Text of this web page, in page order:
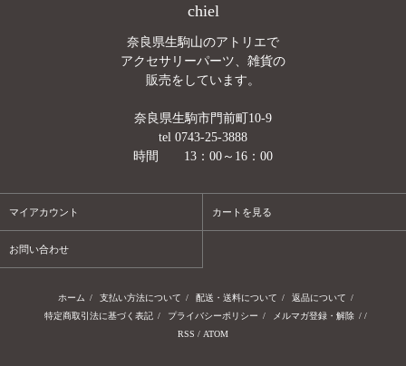
chiel
奈良県生駒山のアトリエで
アクセサリーパーツ、雑貨の
販売をしています。
奈良県生駒市門前町10-9
tel 0743-25-3888
時間 13：00～16：00
マイアカウント カートを見る
お問い合わせ
ホーム / 支払い方法について / 配送・送料について / 返品について /
特定商取引法に基づく表記 / プライバシーポリシー / メルマガ登録・解除 / /
RSS / ATOM